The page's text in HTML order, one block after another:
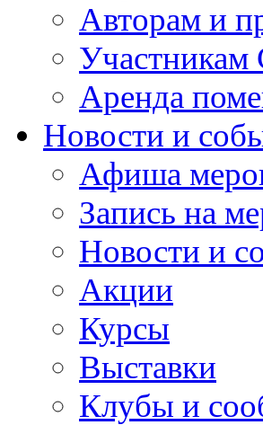
Авторам и
Аренда
Новости и
Афиша
Запись на
Новости и
Акции
Курсы
Выставки
Клубы и